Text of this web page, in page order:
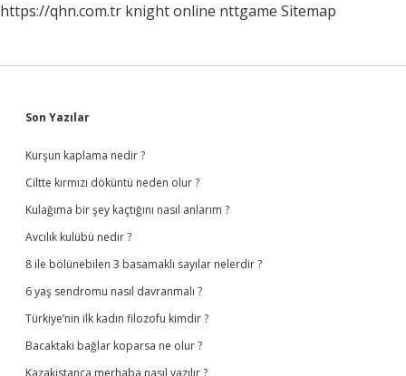
https://qhn.com.tr knight online nttgame Sitemap
Sidebar
Son Yazılar
Kurşun kaplama nedir ?
Ciltte kırmızı döküntü neden olur ?
Kulağıma bir şey kaçtığını nasıl anlarım ?
Avcılık kulübü nedir ?
8 ile bölünebilen 3 basamaklı sayılar nelerdir ?
6 yaş sendromu nasıl davranmalı ?
Türkiye’nin ilk kadın filozofu kimdir ?
Bacaktaki bağlar koparsa ne olur ?
Kazakistanca merhaba nasıl yazılır ?